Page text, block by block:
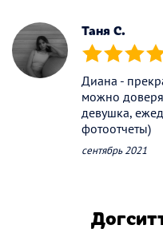
Таня С.
(*) (*) (*) (*)
Диана -
можно
девушка,
фотоотчеты)
сентябрь 2021